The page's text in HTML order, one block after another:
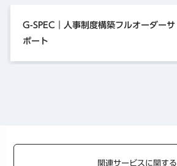
G-SPEC｜人事制度構築フルオーダーサ
ポート
関連サービスに関する